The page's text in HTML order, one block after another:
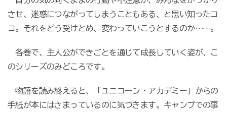
させ、迷惑につながってしまうこともある、と思い知ったコ
コ。それをどう受けとめ、変わっていこうとするのか……。
各巻で、主人公ができごとを通じて成長していく姿が、こ
のシリーズのみどころです。
物語を読み終えると、「ユニコーン・アカデミー」からの
手紙が本にはさまっているのに気づきます。キャンプでの事